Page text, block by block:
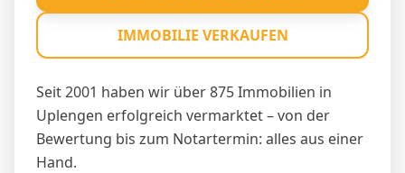
Seit 2001 haben wir über 875 Immobilien in
Uplengen erfolgreich vermarktet – von der
Bewertung bis zum Notartermin: alles aus einer
Hand.
IMMOBILIE VERKAUFEN